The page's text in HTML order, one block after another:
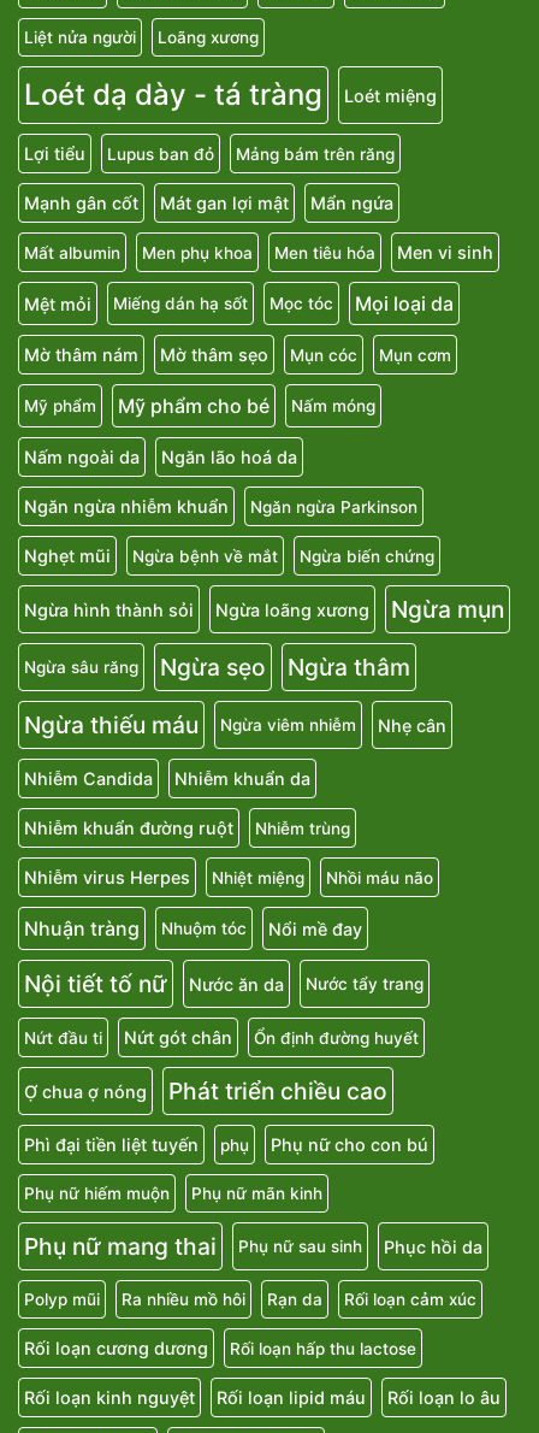
Liệt nửa người Loãng xương
Loét dạ dày - tá tràng Loét miệng
Lợi tiểu Lupus ban đỏ Mảng bám trên răng
Mạnh gân cốt Mát gan lợi mật Mẩn ngứa
Mất albumin Men phụ khoa Men tiêu hóa Men vi sinh
Mệt mỏi Miếng dán hạ sốt Mọc tóc Mọi loại da
Mờ thâm nám Mờ thâm sẹo Mụn cóc Mụn cơm
Mỹ phẩm Mỹ phẩm cho bé Nấm móng
Nấm ngoài da Ngăn lão hoá da
Ngăn ngừa nhiễm khuẩn Ngăn ngừa Parkinson
Nghẹt mũi Ngừa bệnh về mắt Ngừa biến chứng
Ngừa hình thành sỏi Ngừa loãng xương Ngừa mụn
Ngừa sâu răng Ngừa sẹo
Ngừa thâm
Ngừa thiếu máu
Ngừa viêm nhiễm Nhẹ cân
Nhiễm Candida Nhiễm khuẩn da
Nhiễm khuẩn đường ruột Nhiễm trùng
Nhiễm virus Herpes Nhiệt miệng Nhồi máu não
Nhuận tràng Nhuộm tóc Nổi mề đay
Nội tiết tố nữ Nước ăn da Nước tẩy trang
Nứt đầu ti Nứt gót chân Ổn định đường huyết
Ợ chua ợ nóng Phát triển chiều cao
Phì đại tiền liệt tuyến phụ Phụ nữ cho con bú
Phụ nữ hiếm muộn Phụ nữ mãn kinh
Phụ nữ mang thai Phụ nữ sau sinh Phục hồi da
Polyp mũi Ra nhiều mồ hôi Rạn da Rối loạn cảm xúc
Rối loạn cương dương Rối loạn hấp thu lactose
Rối loạn kinh nguyệt Rối loạn lipid máu Rối loạn lo âu